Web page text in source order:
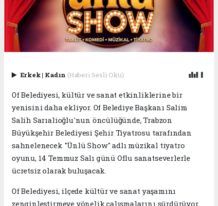
Erkek| Kadın (Haberi Sesli Oku)
Of Belediyesi, kültür ve sanat etkinliklerine bir
yenisini daha ekliyor. Of Belediye Başkanı Salim
Salih Sarıalioğlu'nun öncülüğünde, Trabzon
Büyükşehir Belediyesi Şehir Tiyatrosu tarafından
sahnelenecek "Ünlü Show" adlı müzikal tiyatro
oyunu, 14 Temmuz Salı günü Oflu sanatseverlerle
ücretsiz olarak buluşacak.
Of Belediyesi, ilçede kültür ve sanat yaşamını
zenginleştirmeye yönelik çalışmalarını sürdürüyor.